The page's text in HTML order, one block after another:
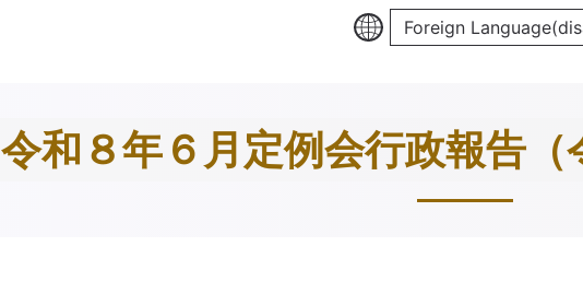
Foreign
令和８年６月定例会行政報告（